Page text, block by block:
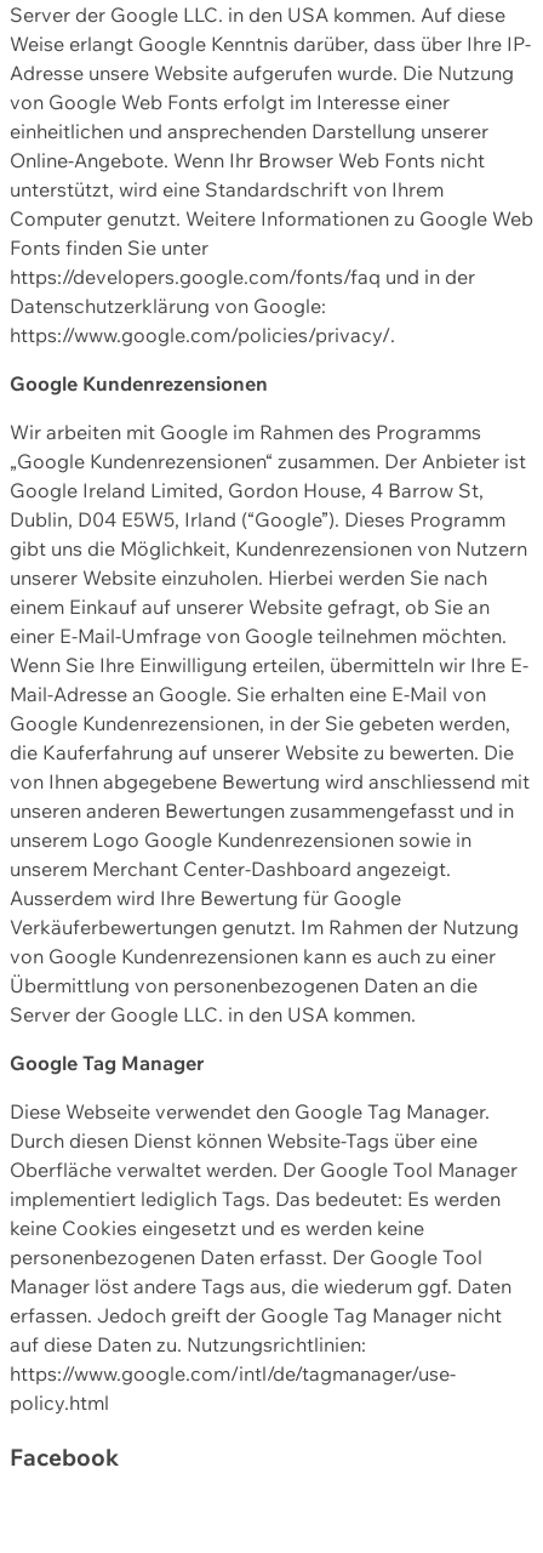
Server der Google LLC. in den USA kommen. Auf diese
Weise erlangt Google Kenntnis darüber, dass über Ihre IP-
Adresse unsere Website aufgerufen wurde. Die Nutzung
von Google Web Fonts erfolgt im Interesse einer
einheitlichen und ansprechenden Darstellung unserer
Online-Angebote. Wenn Ihr Browser Web Fonts nicht
unterstützt, wird eine Standardschrift von Ihrem
Computer genutzt. Weitere Informationen zu Google Web
Fonts finden Sie unter
https://developers.google.com/fonts/faq und in der
Datenschutzerklärung von Google:
https://www.google.com/policies/privacy/.
Google Kundenrezensionen
Wir arbeiten mit Google im Rahmen des Programms
„Google Kundenrezensionen“ zusammen. Der Anbieter ist
Google Ireland Limited, Gordon House, 4 Barrow St,
Dublin, D04 E5W5, Irland (“Google”). Dieses Programm
gibt uns die Möglichkeit, Kundenrezensionen von Nutzern
unserer Website einzuholen. Hierbei werden Sie nach
einem Einkauf auf unserer Website gefragt, ob Sie an
einer E-Mail-Umfrage von Google teilnehmen möchten.
Wenn Sie Ihre Einwilligung erteilen, übermitteln wir Ihre E-
Mail-Adresse an Google. Sie erhalten eine E-Mail von
Google Kundenrezensionen, in der Sie gebeten werden,
die Kauferfahrung auf unserer Website zu bewerten. Die
von Ihnen abgegebene Bewertung wird anschliessend mit
unseren anderen Bewertungen zusammengefasst und in
unserem Logo Google Kundenrezensionen sowie in
unserem Merchant Center-Dashboard angezeigt.
Ausserdem wird Ihre Bewertung für Google
Verkäuferbewertungen genutzt. Im Rahmen der Nutzung
von Google Kundenrezensionen kann es auch zu einer
Übermittlung von personenbezogenen Daten an die
Server der Google LLC. in den USA kommen.
Google Tag Manager
Diese Webseite verwendet den Google Tag Manager.
Durch diesen Dienst können Website-Tags über eine
Oberfläche verwaltet werden. Der Google Tool Manager
implementiert lediglich Tags. Das bedeutet: Es werden
keine Cookies eingesetzt und es werden keine
personenbezogenen Daten erfasst. Der Google Tool
Manager löst andere Tags aus, die wiederum ggf. Daten
erfassen. Jedoch greift der Google Tag Manager nicht
auf diese Daten zu. Nutzungsrichtlinien:
https://www.google.com/intl/de/tagmanager/use-
policy.html
Facebook